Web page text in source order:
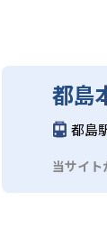
都島
都島
当サイ